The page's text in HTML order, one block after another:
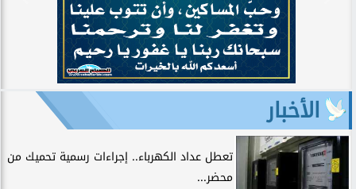
الأخبار
تعطل عداد الكهرباء.. إجراءات رسمية تحميك من
محضر...